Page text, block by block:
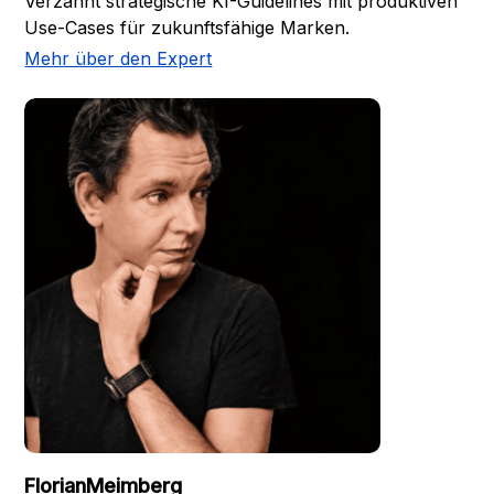
Use-Cases für zukunftsfähige Marken.
Mehr über den Expert
FlorianMeimberg